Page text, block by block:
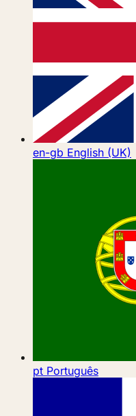
en-gb English (UK)
pt Português